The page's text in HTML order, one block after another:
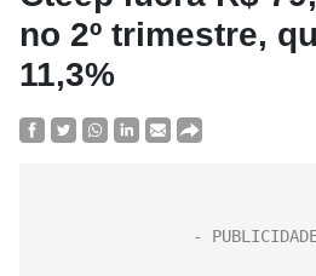
no 2º trimestre,
11,3%